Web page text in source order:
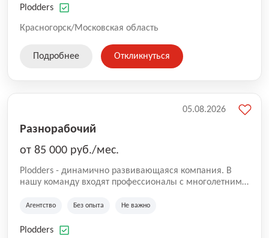
оказываемых услуг.
Plodders
Красногорск/Московская область
Подробнее Откликнуться
Разнорабочий
от 85 000 руб./мес.
Plodders - динамично развивающаяся компания. В
нашу команду входят профессионалы с многолетним
на рынке аутсорсинга, а накопленный опыт позволяют
оказываемых услуг.
Агентство Без опыта Не важно
Plodders
05.08.2026